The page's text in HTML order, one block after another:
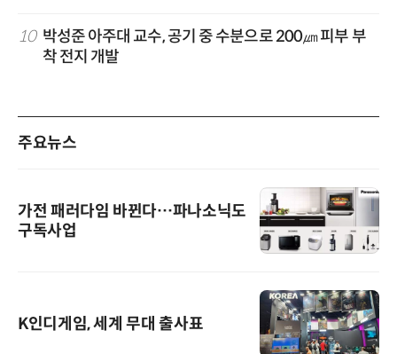
10 박성준 아주대 교수, 공기 중 수분으로 200㎛ 피부 부
착 전지 개발
주요뉴스
가전 패러다임 바뀐다…파나소닉도
구독사업
K인디게임, 세계 무대 출사표